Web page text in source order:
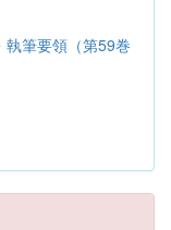
執筆要領（第59巻